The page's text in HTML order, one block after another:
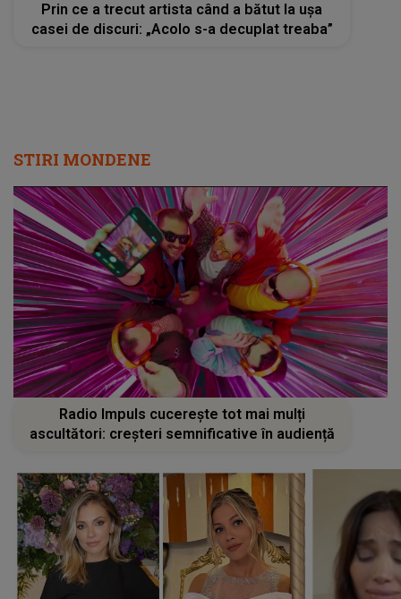
Prin ce a trecut artista când a bătut la ușa
casei de discuri: „Acolo s-a decuplat treaba”
STIRI MONDENE
Radio Impuls cucerește tot mai mulți
ascultători: creșteri semnificative în audiență